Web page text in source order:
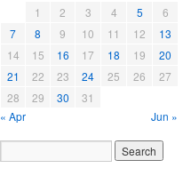
1 2 3 4 5
6
7
8 9 10 11 12
13
14
15 16 17 18 19
20
21
22 23 24 25 26
27
28
29 30
31
« Apr
Jun »